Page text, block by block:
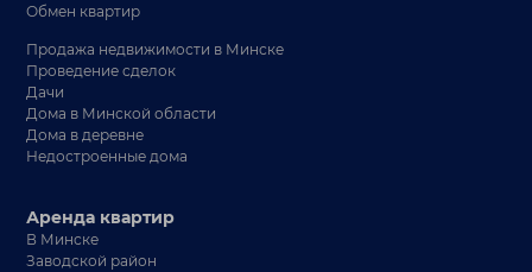
Обмен квартир
Продажа недвижимости в Минске
Проведение сделок
Дачи
Дома в Минской области
Дома в деревне
Недостроенные дома
Аренда квартир
В Минске
Заводской район